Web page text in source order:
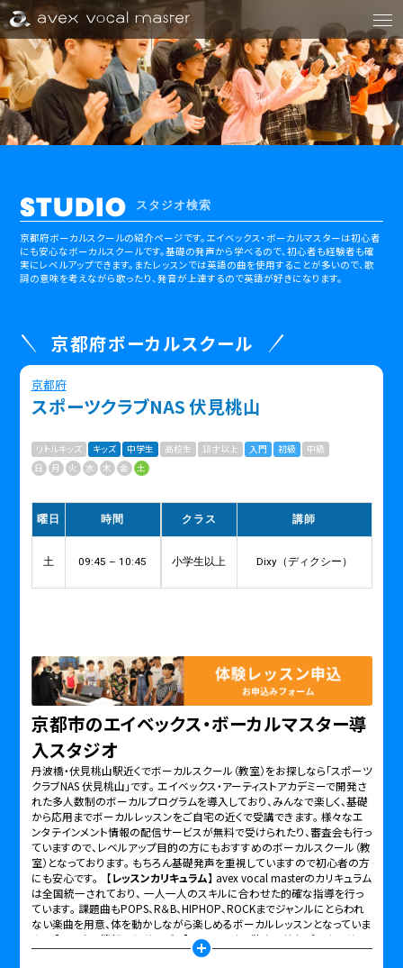
STUDIO スタジオ検索
京都府ボーカルスクールの紹介ページです。 エイベックス・ボーカルマスターは初心者
にも安心なボーカルスクールです。基礎の発声から学べるので、初心者も経験者も確
実にレベルアップできます。 またレッスンでは英語の曲を使用することが多いので、歌
詞の意味を考えながら歌ったり、発音が上達するので英語が好きになります。
京都府ボーカルスクール
京都府
スポーツクラブNAS 伏見桃山
リトルキッズ キッズ 中学生 高校生 18才以上 入門 初級
中級
日
月 火 水 木 金 土
曜日 時間 クラス 講師
土 09:45 – 10:45 小学生以上 Dixy（ディクシー）
京都市のエイベックス・ボーカルマスター導
入スタジオ
丹波橋・伏見桃山駅近くでボーカルスクール（教室）をお探しなら「スポーツ
クラブNAS 伏見桃山」です。 エイベックス・アーティストアカデミーで開発さ
れた多人数制のボーカルプログラムを導入しており、みんなで楽しく、基礎
から応用までボーカルレッスンをご自宅の近くで受講できます。 様々なエ
ンタテインメント情報の配信サービスが無料で受けられたり、審査会も行っ
ていますので、レベルアップ目的の方にもおすすめのボーカルスクール（教
室）となっております。 もちろん基礎発声を重視していますので初心者の方
にも安心です。 【レッスンカリキュラム】 avex vocal masterのカリキュラム
は全国統一されており、 一人一人のスキルに合わせた的確な指導を行っ
ています。 課題曲もPOPS、R＆B、HIPHOP、ROCKまでジャンルにとらわれ
ない楽曲を用意、体を動かしながら楽しめるボーカルレッスンとなっていま
す。 【エンタメ情報配信サービス】 エイベックス独自の情報ポータルサイ
ト「avex proworks」というエンタメ情報（オーディション情報やエンタメの
add_circle